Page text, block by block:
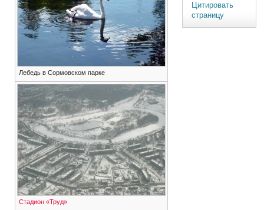
Лебедь в Сормовском парке
Стадион «Труд»
Цитировать
страницу